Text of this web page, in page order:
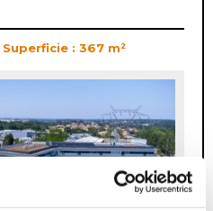
Superficie : 367 m²